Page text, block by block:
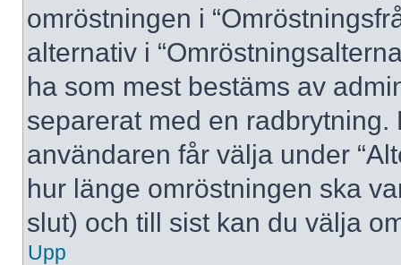
omröstningen i
alternativ i
ha som mest bestäms av
separerat med en
användaren får välja under
hur länge omröstningen ska
slut) och till sist kan du välja
Upp